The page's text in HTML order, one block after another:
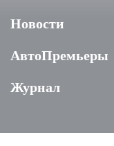
Новости
АвтоПремьеры
Журнал